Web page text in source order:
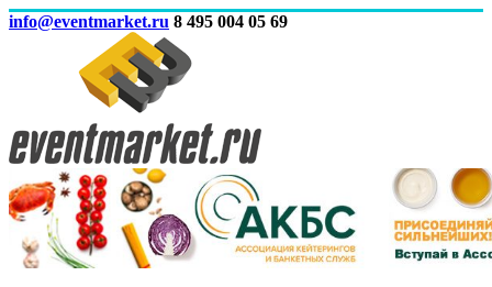
info@eventmarket.ru 8 495 004 05 69